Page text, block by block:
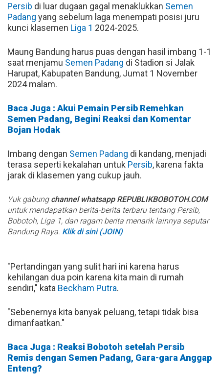
Persib di luar dugaan gagal menaklukkan Semen
Padang yang sebelum laga menempati posisi juru
kunci klasemen Liga 1 2024-2025.
Maung Bandung harus puas dengan hasil imbang 1-1
saat menjamu Semen Padang di Stadion si Jalak
Harupat, Kabupaten Bandung, Jumat 1 November
2024 malam.
Baca Juga : Akui Pemain Persib Remehkan
Semen Padang, Begini Reaksi dan Komentar
Bojan Hodak
Imbang dengan Semen Padang di kandang, menjadi
terasa seperti kekalahan untuk Persib, karena fakta
jarak di klasemen yang cukup jauh.
Yuk gabung channel whatsapp REPUBLIKBOBOTOH.COM
untuk mendapatkan berita-berita terbaru tentang Persib,
Bobotoh, Liga 1, dan ragam berita menarik lainnya seputar
Bandung Raya. Klik di sini (JOIN)
"Pertandingan yang sulit hari ini karena harus
kehilangan dua poin karena kita main di rumah
sendiri," kata Beckham Putra.
"Sebenernya kita banyak peluang, tetapi tidak bisa
dimanfaatkan."
Baca Juga : Reaksi Bobotoh setelah Persib
Remis dengan Semen Padang, Gara-gara Anggap
Enteng?